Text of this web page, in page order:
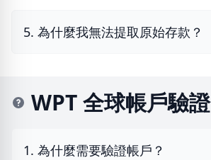
5. 為什麼我無法提取原始存款？
WPT 全球帳戶驗證
1. 為什麼需要驗證帳戶？